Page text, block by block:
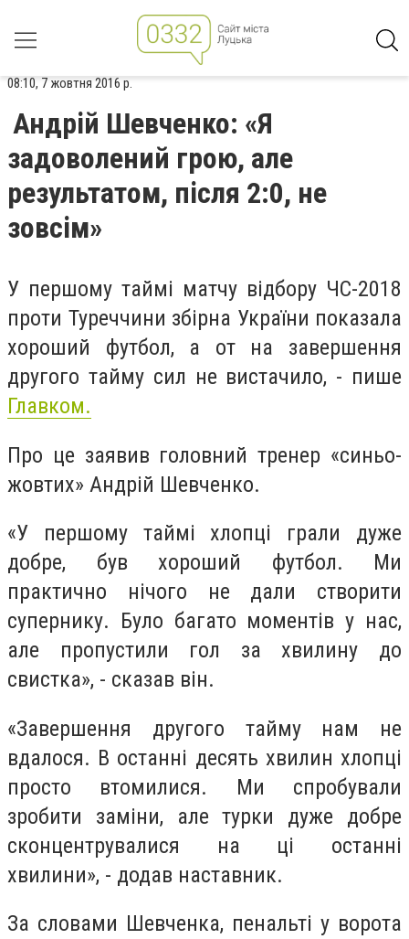
08:10, 7 жовтня 2016 р.
Андрій Шевченко: «Я
задоволений грою, але
результатом, після 2:0, не
зовсім»
У першому таймі матчу відбору ЧС-2018
проти Туреччини збірна України показала
хороший футбол, а от на завершення
другого тайму сил не вистачило, - пише
Главком.
Про це заявив головний тренер «синьо-
жовтих» Андрій Шевченко.
«У першому таймі хлопці грали дуже
добре, був хороший футбол. Ми
практично нічого не дали створити
супернику. Було багато моментів у нас,
але пропустили гол за хвилину до
свистка», - сказав він.
«Завершення другого тайму нам не
вдалося. В останні десять хвилин хлопці
просто втомилися. Ми спробували
зробити заміни, але турки дуже добре
сконцентрувалися на ці останні
хвилини», - додав наставник.
За словами Шевченка, пенальті у ворота